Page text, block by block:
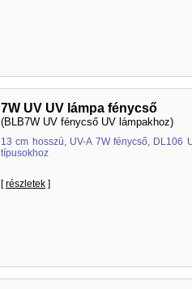
7W UV UV lámpa fénycső
(BLB7W UV fénycső UV lámpakhoz)
13 cm hosszú, UV-A 7W fénycső, DL106
típusokhoz
[részletek ]